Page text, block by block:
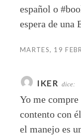
español o
espera de una
MARTES, 19
IKER dice:
Yo me
contento con
el manejo es